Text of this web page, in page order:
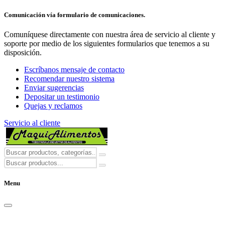
Comunicación vía formulario de comunicaciones.
Comuníquese directamente con nuestra área de servicio al cliente y
soporte por medio de los siguientes formularios que tenemos a su
disposición.
Escríbanos mensaje de contacto
Recomendar nuestro sistema
Enviar sugerencias
Depositar un testimonio
Quejas y reclamos
Servicio al cliente
Menu